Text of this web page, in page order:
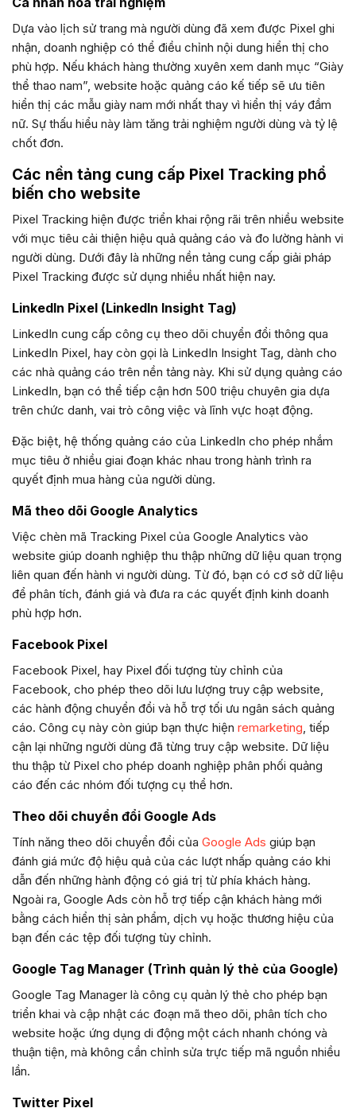
Dựa vào lịch sử trang mà người dùng đã xem được Pixel ghi
nhận, doanh nghiệp có thể điều chỉnh nội dung hiển thị cho
phù hợp. Nếu khách hàng thường xuyên xem danh mục “Giày
thể thao nam”, website hoặc quảng cáo kế tiếp sẽ ưu tiên
hiển thị các mẫu giày nam mới nhất thay vì hiển thị váy đầm
nữ. Sự thấu hiểu này làm tăng trải nghiệm người dùng và tỷ lệ
chốt đơn.
Các nền tảng cung cấp Pixel Tracking phổ
biến cho website
Pixel Tracking hiện được triển khai rộng rãi trên nhiều website
với mục tiêu cải thiện hiệu quả quảng cáo và đo lường hành vi
người dùng. Dưới đây là những nền tảng cung cấp giải pháp
Pixel Tracking được sử dụng nhiều nhất hiện nay.
LinkedIn Pixel (LinkedIn Insight Tag)
LinkedIn cung cấp công cụ theo dõi chuyển đổi thông qua
LinkedIn Pixel, hay còn gọi là LinkedIn Insight Tag, dành cho
các nhà quảng cáo trên nền tảng này. Khi sử dụng quảng cáo
LinkedIn, bạn có thể tiếp cận hơn 500 triệu chuyên gia dựa
trên chức danh, vai trò công việc và lĩnh vực hoạt động.
Đặc biệt, hệ thống quảng cáo của LinkedIn cho phép nhắm
mục tiêu ở nhiều giai đoạn khác nhau trong hành trình ra
quyết định mua hàng của người dùng.
Mã theo dõi Google Analytics
Việc chèn mã Tracking Pixel của Google Analytics vào
website giúp doanh nghiệp thu thập những dữ liệu quan trọng
liên quan đến hành vi người dùng. Từ đó, bạn có cơ sở dữ liệu
để phân tích, đánh giá và đưa ra các quyết định kinh doanh
phù hợp hơn.
Facebook Pixel
Facebook Pixel, hay Pixel đối tượng tùy chỉnh của
Facebook, cho phép theo dõi lưu lượng truy cập website,
các hành động chuyển đổi và hỗ trợ tối ưu ngân sách quảng
cáo. Công cụ này còn giúp bạn thực hiện remarketing, tiếp
cận lại những người dùng đã từng truy cập website. Dữ liệu
thu thập từ Pixel cho phép doanh nghiệp phân phối quảng
cáo đến các nhóm đối tượng cụ thể hơn.
Theo dõi chuyển đổi Google Ads
Tính năng theo dõi chuyển đổi của Google Ads giúp bạn
đánh giá mức độ hiệu quả của các lượt nhấp quảng cáo khi
dẫn đến những hành động có giá trị từ phía khách hàng.
Ngoài ra, Google Ads còn hỗ trợ tiếp cận khách hàng mới
bằng cách hiển thị sản phẩm, dịch vụ hoặc thương hiệu của
bạn đến các tệp đối tượng tùy chỉnh.
Google Tag Manager (Trình quản lý thẻ của Google)
Google Tag Manager là công cụ quản lý thẻ cho phép bạn
triển khai và cập nhật các đoạn mã theo dõi, phân tích cho
website hoặc ứng dụng di động một cách nhanh chóng và
thuận tiện, mà không cần chỉnh sửa trực tiếp mã nguồn nhiều
lần.
Twitter Pixel